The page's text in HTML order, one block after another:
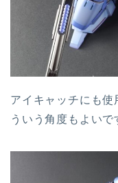
アイキャッチにも使
ういう角度もよいで